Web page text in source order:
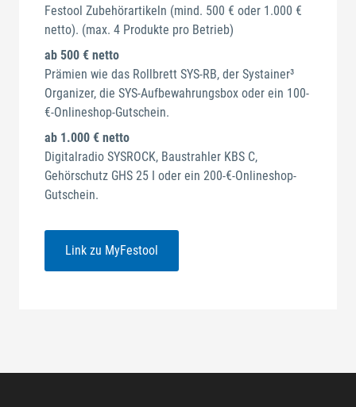
Festool Zubehörartikeln (mind. 500 € oder 1.000 €
netto). (max. 4 Produkte pro Betrieb)
ab 500 € netto
Prämien wie das Rollbrett SYS-RB, der Systainer³
Organizer, die SYS-Aufbewahrungsbox oder ein 100-
€-Onlineshop-Gutschein.
ab 1.000 € netto
Digitalradio SYSROCK, Baustrahler KBS C,
Gehörschutz GHS 25 I oder ein 200-€-Onlineshop-
Gutschein.
Link zu MyFestool